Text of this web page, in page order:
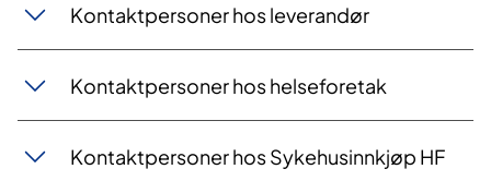
Kontaktpersoner hos leverandør
Kontaktpersoner hos helseforetak
Kontaktpersoner hos Sykehusinnkjøp HF